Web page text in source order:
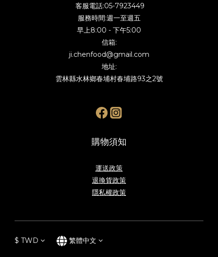
客服電話:05-7923449
服務時間:週一至週五
早上8:00 - 下午5:00
信箱:
ji.chenfood@gmail.com
地址:
雲林縣水林鄉春埔村春埔路93之2號
購物須知
運送政策
退換貨政策
隱私權政策
$ TWD 繁體中文